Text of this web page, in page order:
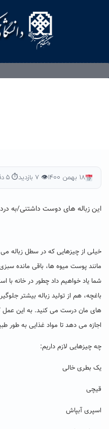
۱۸ بهمن ۱۴۰۰ 👁 ۷ بازدید ⏱ ۵ دقیقه مطالعه
این زباله های دوست داشتنی/به
خیلی از چیزهایی که در سطل زباله
مانند پوست میوه ها، باقی مانده
شما یاد خواهیم داد چطور در خانه با
باغچه، هم از تولید زباله بیشتر
های مان درست می کنید. به این
اجازه می دهد تا مواد غذایی به طور
چه چیزهایی لازم داریم:
یک بطری خالی
قیچی
اسپری آبپاش